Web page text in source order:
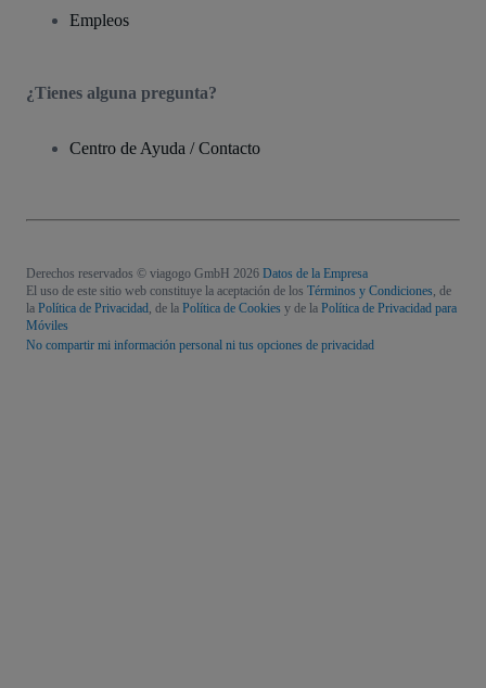
Empleos
¿Tienes alguna pregunta?
Centro de Ayuda / Contacto
Derechos reservados © viagogo GmbH 2026 Datos de la Empresa
El uso de este sitio web constituye la aceptación de los Términos y Condiciones, de
la Política de Privacidad, de la Política de Cookies y de la Política de Privacidad para
Móviles
No compartir mi información personal ni tus opciones de privacidad